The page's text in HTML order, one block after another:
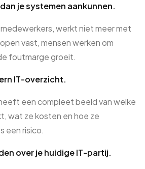
je systemen aankunnen.
werkt niet meer met
vast, mensen werken om
foutmarge groeit.
IT-overzicht.
een compleet beeld van welke
wat ze kosten en hoe ze
een risico.
over je huidige IT-partij.